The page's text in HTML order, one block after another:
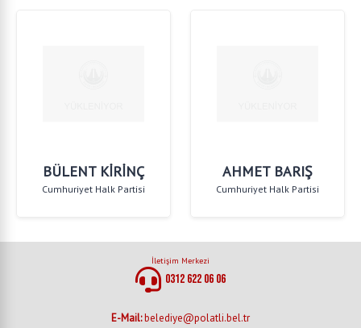
BÜLENT KİRİNÇ
Cumhuriyet Halk Partisi
AHMET BARIŞ
Cumhuriyet Halk Partisi
İletişim Merkezi
0312 622 06 06
E-Mail:belediye@polatli.bel.tr